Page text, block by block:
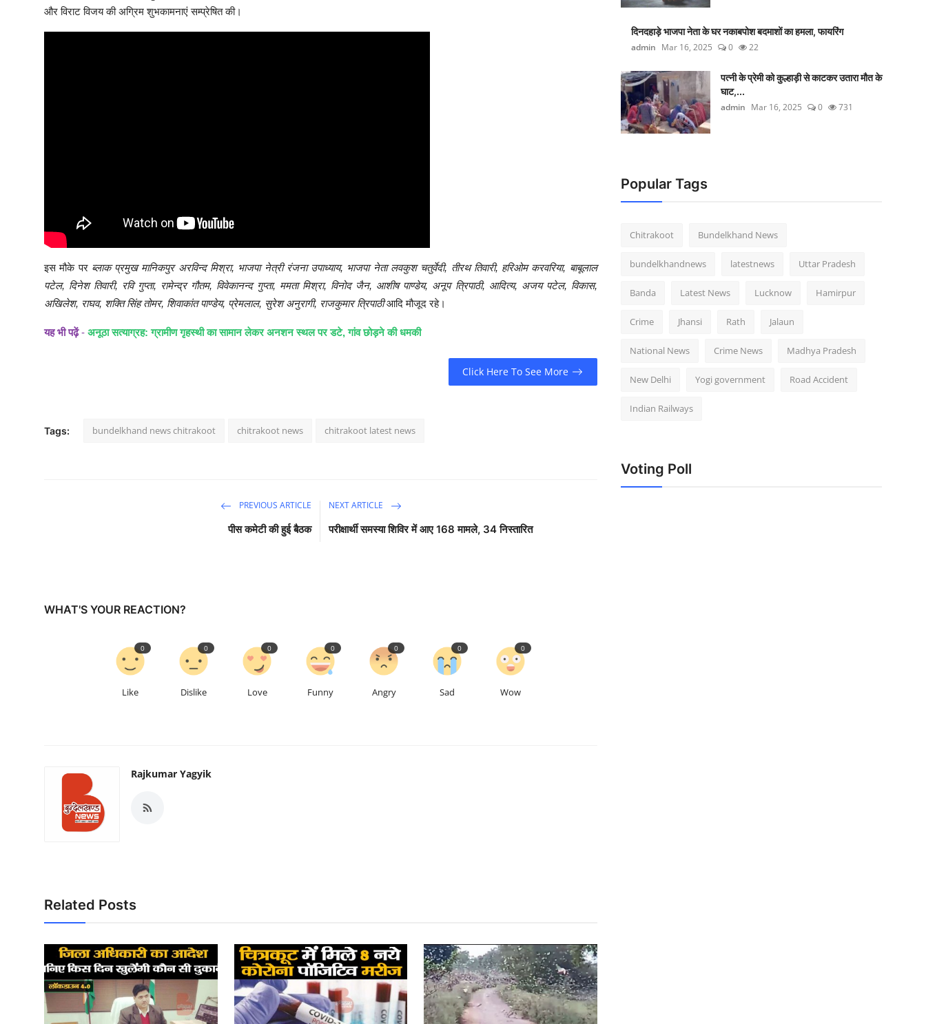
और विराट विजय की अग्रिम शुभकामनाएं सम्प्रेषित की।
इस मौके पर ब्लाक प्रमुख मानिकपुर अरविन्द मिश्रा, भाजपा नेत्री रंजना उपाध्याय, भाजपा नेता लवकुश चतुर्वेदी, तीरथ तिवारी, हरिओम करवरिया, बाबूलाल
पटेल, दिनेश तिवारी, रवि गुप्ता, रामेन्द्र गौतम, विवेकानन्द गुप्ता, ममता मिश्रा, विनोद जैन, आशीष पाण्डेय, अनूप त्रिपाठी, आदित्य, अजय पटेल, विकास,
अखिलेश, राघव, शक्ति सिंह तोमर, शिवाकांत पाण्डेय, प्रेमलाल, सुरेश अनुरागी, राजकुमार त्रिपाठीआदि मौजूद रहे।
यह भी पढ़ें- अनूठा सत्याग्रह: ग्रामीण गृहस्थी का सामान लेकर अनशन स्थल पर डटे, गांव छोड़ने की धमकी
Click Here To See More
Tags: bundelkhand news chitrakoot chitrakoot news chitrakoot latest news
PREVIOUS ARTICLE
पीस कमेटी की हुई बैठक
NEXT ARTICLE
परीक्षार्थी समस्या शिविर में आए 168 मामले, 34 निस्तारित
WHAT'S YOUR REACTION?
Like
0
Dislike
0
Love
0
Funny
0
Angry
0
Sad
0
Wow
0
Rajkumar Yagyik
Related Posts
दिनदहाड़े भाजपा नेता के घर नकाबपोश बदमाशों का हमला, फायरिंग
admin Mar 16, 2025 0 22
पत्नी के प्रेमी को कुल्हाड़ी से काटकर उतारा मौत के
घाट,...
admin Mar 16, 2025 0 731
Popular Tags
Chitrakoot Bundelkhand News
bundelkhandnews latestnews Uttar Pradesh
Banda Latest News Lucknow Hamirpur
Crime Jhansi Rath Jalaun
National News Crime News Madhya Pradesh
New Delhi Yogi government Road Accident
Indian Railways
Voting Poll